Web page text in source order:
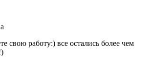
свою работу:) все остались более чем